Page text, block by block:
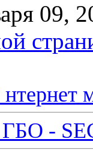
09,
ГБО -